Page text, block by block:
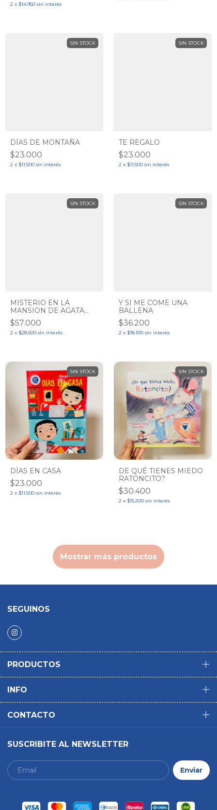
2 x $14.950 sin interés
SIN STOCK
DÍAS DE MONTAÑA
$23.000
2 x $11.500 sin interés
SIN STOCK
TE REGALO
$23.000
2 x $11.500 sin interés
SIN STOCK
MISTERIO EN LA
MANSION DE AGATA
KATZEN / ENJAMBRE
ALBOROTADO - JUEGO
DE MESA 2 EN 1
$57.000
2 x $28.500 sin interés
SIN STOCK
Y SI ME COME UNA
BALLENA
$36.200
2 x $18.100 sin interés
SIN STOCK
DÍAS EN CASA
$23.000
2 x $11.500 sin interés
SIN STOCK
DE QUÉ TIENES MIEDO
RATONCITO?
$30.400
2 x $15.200 sin interés
Mostrar más productos
SEGUINOS
PRODUCTOS
INFO
CONTACTO
SUSCRIBITE AL NEWSLETTER